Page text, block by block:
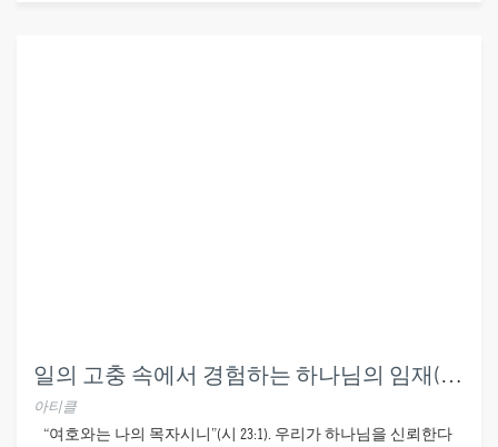
일의 고충 속에서 경험하는 하나님의 임재(시편 23편)
아티클
“여호와는 나의 목자시니”(시 23:1). 우리가 하나님을 신뢰한다